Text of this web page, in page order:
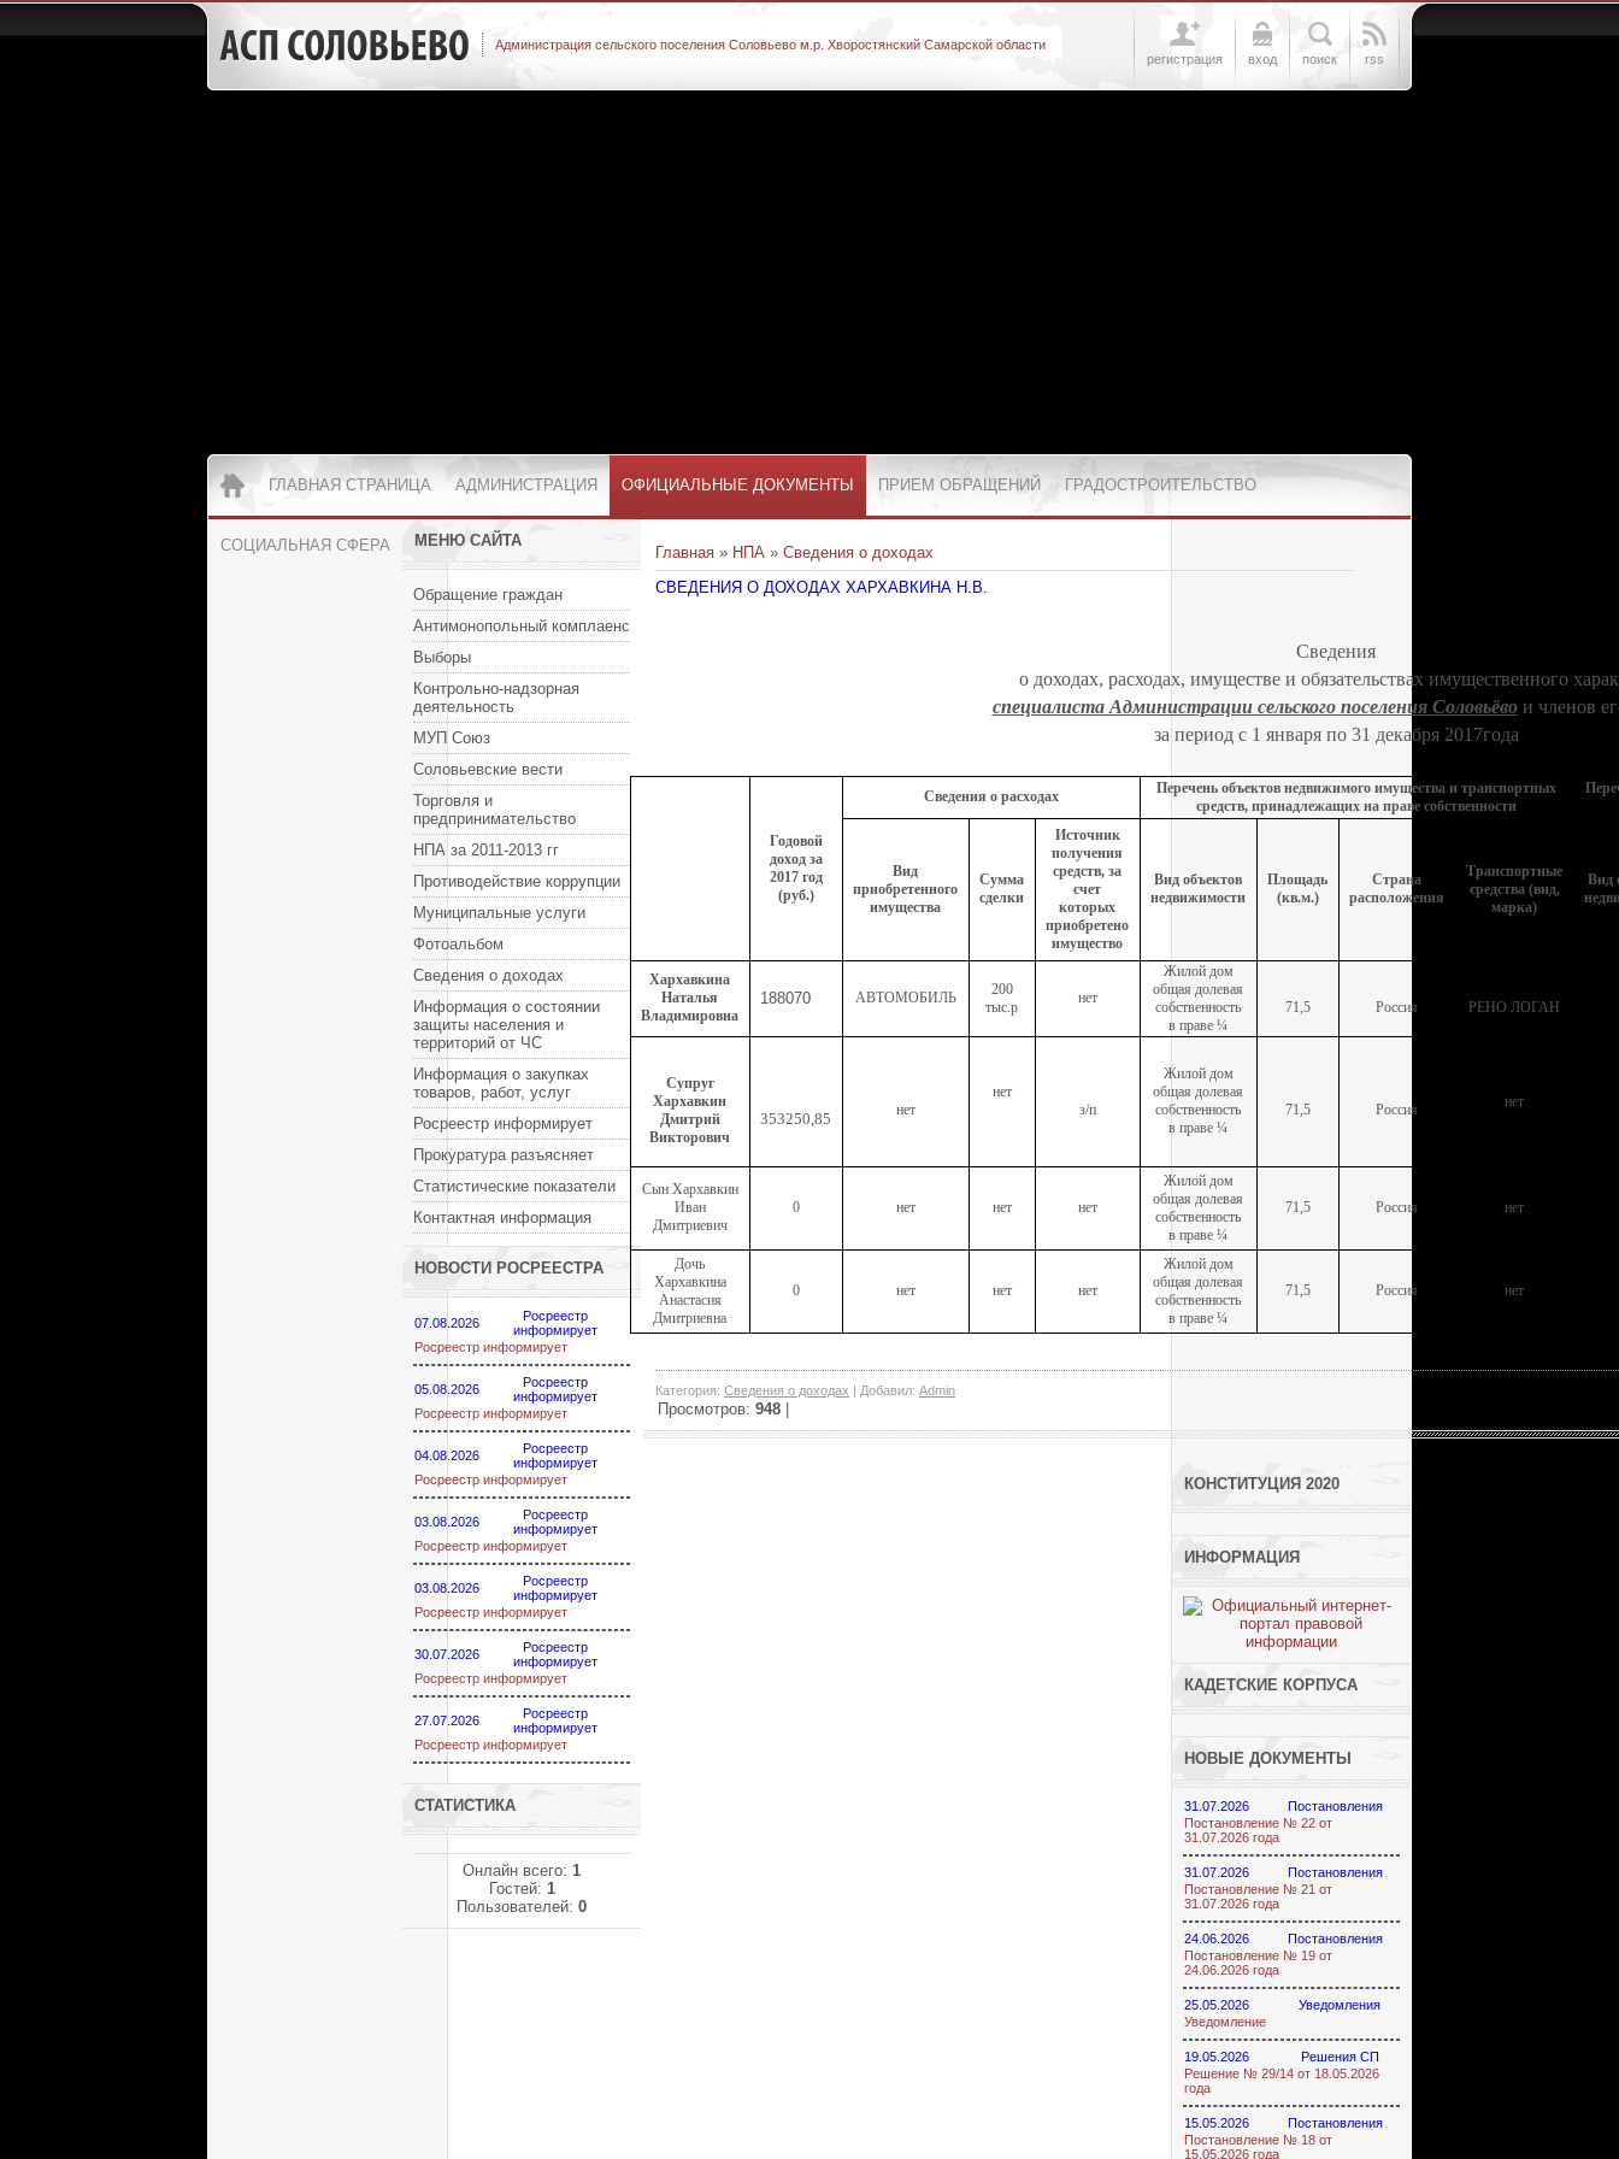
Администрация сельского поселения Соловьево м.р. Хворостянский Самарской области
регистрация
вход поиск rss
ГЛАВНАЯ СТРАНИЦА АДМИНИСТРАЦИЯ ОФИЦИАЛЬНЫЕ ДОКУМЕНТЫ ПРИЕМ ОБРАЩЕНИЙ ГРАДОСТРОИТЕЛЬСТВО
СОЦИАЛЬНАЯ СФЕРА МЕНЮ САЙТА
Обращение граждан
Антимонопольный комплаенс
Выборы
Контрольно-надзорная
деятельность
МУП Союз
Соловьевские вести
Торговля и
предпринимательство
НПА за 2011-2013 гг
Противодействие коррупции
Муниципальные услуги
Фотоальбом
Сведения о доходах
Информация о состоянии
защиты населения и
территорий от ЧС
Информация о закупках
товаров, работ, услуг
Росреестр информирует
Прокуратура разъясняет
Статистические показатели
Контактная информация
НОВОСТИ РОСРЕЕСТРА
07.08.2026
Росреестр
информирует
Росреестр информирует
05.08.2026
Росреестр
информирует
Росреестр информирует
04.08.2026
Росреестр
информирует
Росреестр информирует
03.08.2026
Росреестр
информирует
Росреестр информирует
03.08.2026
Росреестр
информирует
Росреестр информирует
30.07.2026
Росреестр
информирует
Росреестр информирует
27.07.2026
Росреестр
информирует
Росреестр информирует
СТАТИСТИКА
Онлайн всего: 1
Гостей: 1
Пользователей: 0
Главная » НПА » Сведения о доходах
СВЕДЕНИЯ О ДОХОДАХ ХАРХАВКИНА Н.В.
Сведения
о доходах, расходах, имуществе и обязательствах имущественного
специалиста Администрации сельского поселения Соловьёвои членов
за период с 1 января по 31 декабря 2017года
Годовой
доход за
2017 год
(руб.)
Сведения о расходах
Перечень объектов недвижимого имущества и транспортных
средств, принадлежащих на праве собственности
Вид
приобретенного
имущества
Сумма
сделки
Источник
получения
средств, за
счет
которых
приобретено
имущество
Вид объектов
недвижимости
Площадь
(кв.м.)
Страна
расположения
Транспортные
средства (вид,
марка)
Вид
Хархавкина
Наталья
Владимировна
188070 АВТОМОБИЛЬ
200
тыс.р
нет
Жилой дом
общая долевая
собственность
в праве ¼
71,5 Россия РЕНО ЛОГАН
Супруг
Хархавкин
Дмитрий
Викторович
353250,85 нет
нет
з/п
Жилой дом
общая долевая
собственность
в праве ¼
71,5 Россия нет
Сын Хархавкин
Иван
Дмитриевич
0 нет нет нет
Жилой дом
общая долевая
собственность
в праве ¼
71,5 Россия нет
Дочь
Хархавкина
Анастасия
Дмитриевна
0 нет нет нет
Жилой дом
общая долевая
собственность
в праве ¼
71,5 Россия нет
Категория: Сведения о доходах | Добавил: Admin
Просмотров: 948
КОНСТИТУЦИЯ 2020
ИНФОРМАЦИЯ
КАДЕТСКИЕ КОРПУСА
НОВЫЕ ДОКУМЕНТЫ
31.07.2026
Постановления
Постановление № 22 от
31.07.2026 года
31.07.2026
Постановления
Постановление № 21 от
31.07.2026 года
24.06.2026
Постановления
Постановление № 19 от
24.06.2026 года
25.05.2026
Уведомления
Уведомление
19.05.2026
Решения СП
Решение № 29/14 от 18.05.2026
года
15.05.2026
Постановления
Постановление № 18 от
15.05.2026 года